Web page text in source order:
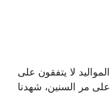
لا يتفقون على
مر السنين، شهدنا